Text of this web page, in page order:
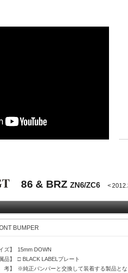
86 & BRZ ZN6/ZC6 <
BUMPER
ズ】
15mm DOWN
品】
□ BLACK LABELプレート
考】
※純正バンパーと交換して装着する製品とな